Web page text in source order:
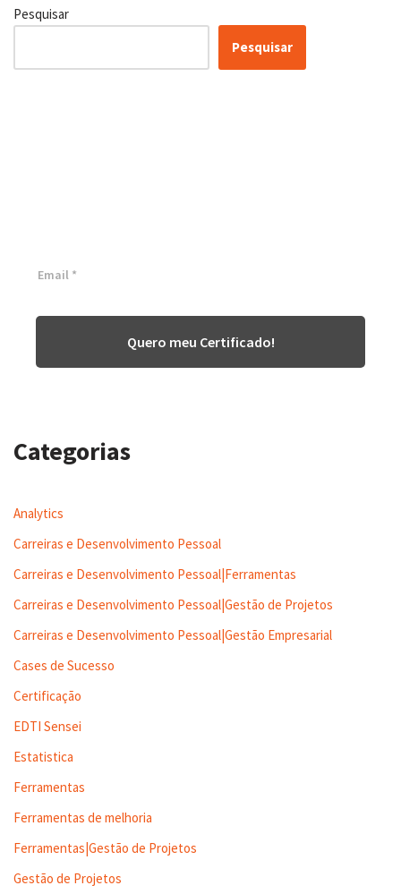
Pesquisar
Pesquisar
Quero meu Certificado!
Categorias
Analytics
Carreiras e Desenvolvimento Pessoal
Carreiras e Desenvolvimento Pessoal|Ferramentas
Carreiras e Desenvolvimento Pessoal|Gestão de Projetos
Carreiras e Desenvolvimento Pessoal|Gestão Empresarial
Cases de Sucesso
Certificação
EDTI Sensei
Estatistica
Ferramentas
Ferramentas de melhoria
Ferramentas|Gestão de Projetos
Gestão de Projetos